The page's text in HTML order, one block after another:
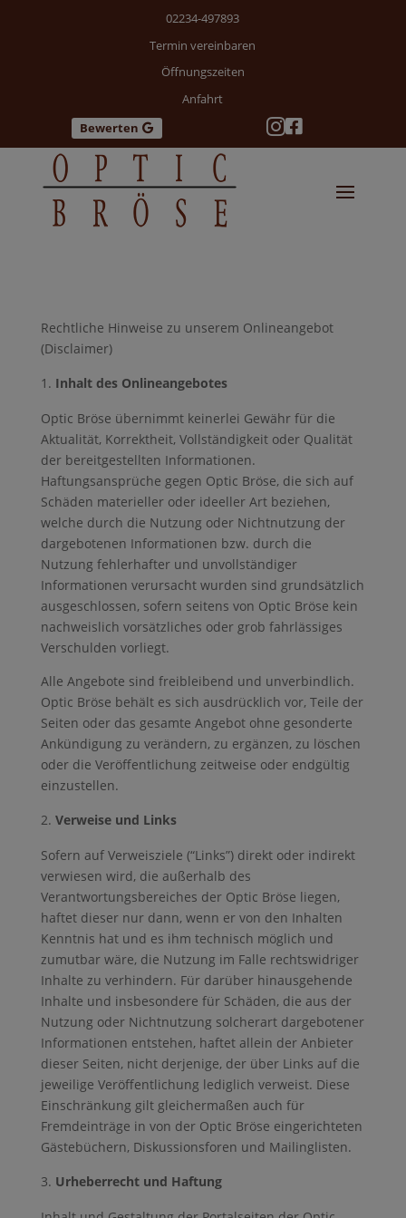
02234-497893
Termin vereinbaren
Öffnungszeiten
Anfahrt
Bewerten
 
Rechtliche Hinweise zu unserem Onlineangebot
(Disclaimer)
Inhalt des Onlineangebotes
Optic Bröse übernimmt keinerlei Gewähr für die
Aktualität, Korrektheit, Vollständigkeit oder Qualität
der bereitgestellten Informationen.
Haftungsansprüche gegen Optic Bröse, die sich auf
Schäden materieller oder ideeller Art beziehen,
welche durch die Nutzung oder Nichtnutzung der
dargebotenen Informationen bzw. durch die
Nutzung fehlerhafter und unvollständiger
Informationen verursacht wurden sind grundsätzlich
ausgeschlossen, sofern seitens von Optic Bröse kein
nachweislich vorsätzliches oder grob fahrlässiges
Verschulden vorliegt.
Alle Angebote sind freibleibend und unverbindlich.
Optic Bröse behält es sich ausdrücklich vor, Teile der
Seiten oder das gesamte Angebot ohne gesonderte
Ankündigung zu verändern, zu ergänzen, zu löschen
oder die Veröffentlichung zeitweise oder endgültig
einzustellen.
Verweise und Links
Sofern auf Verweisziele (“Links”) direkt oder indirekt
verwiesen wird, die außerhalb des
Verantwortungsbereiches der Optic Bröse liegen,
haftet dieser nur dann, wenn er von den Inhalten
Kenntnis hat und es ihm technisch möglich und
zumutbar wäre, die Nutzung im Falle rechtswidriger
Inhalte zu verhindern. Für darüber hinausgehende
Inhalte und insbesondere für Schäden, die aus der
Nutzung oder Nichtnutzung solcherart dargebotener
Informationen entstehen, haftet allein der Anbieter
dieser Seiten, nicht derjenige, der über Links auf die
jeweilige Veröffentlichung lediglich verweist. Diese
Einschränkung gilt gleichermaßen auch für
Fremdeinträge in von der Optic Bröse eingerichteten
Gästebüchern, Diskussionsforen und Mailinglisten.
Urheberrecht und Haftung